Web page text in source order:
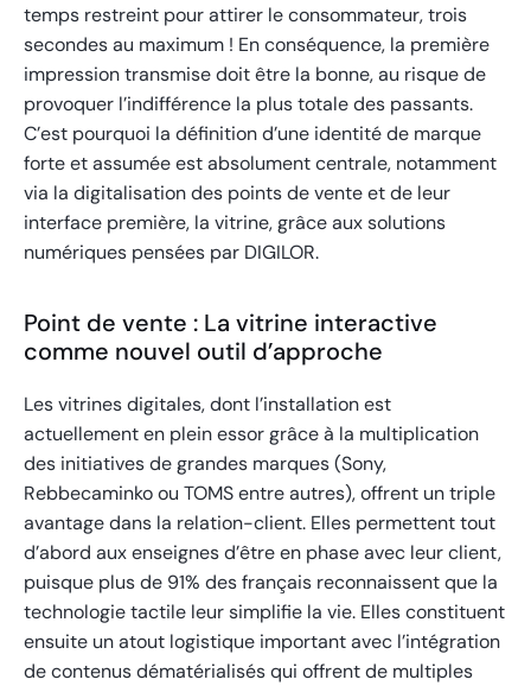
temps restreint pour attirer le consommateur, trois
secondes au maximum ! En conséquence, la première
impression transmise doit être la bonne, au risque de
provoquer l’indifférence la plus totale des passants.
C’est pourquoi la définition d’une identité de marque
forte et assumée est absolument centrale, notamment
via la digitalisation des points de vente et de leur
interface première, la vitrine, grâce aux solutions
numériques pensées par DIGILOR.
Point de vente : La vitrine interactive
comme nouvel outil d’approche
Les vitrines digitales, dont l’installation est
actuellement en plein essor grâce à la multiplication
des initiatives de grandes marques (Sony,
Rebbecaminko ou TOMS entre autres), offrent un triple
avantage dans la relation-client. Elles permettent tout
d’abord aux enseignes d’être en phase avec leur client,
puisque plus de 91% des français reconnaissent que la
technologie tactile leur simplifie la vie. Elles constituent
ensuite un atout logistique important avec l’intégration
de contenus dématérialisés qui offrent de multiples